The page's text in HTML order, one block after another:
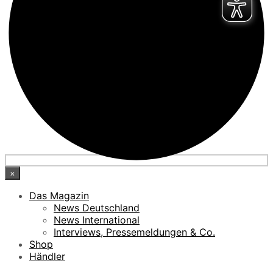
×
Das Magazin
News Deutschland
News International
Interviews, Pressemeldungen & Co.
Shop
Händler